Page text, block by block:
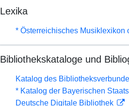
Lexika
* Österreichisches Musiklexikon
Bibliothekskataloge und
Katalog des
* Katalog der Bayerischen
Deutsche Digitale Bibliothek